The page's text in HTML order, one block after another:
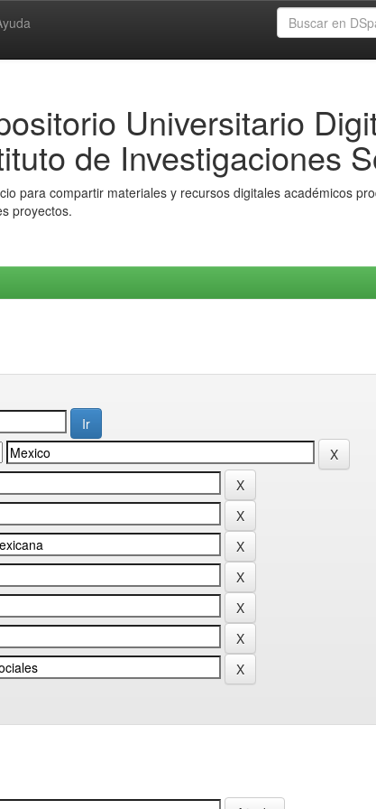
Universitario
de Investigaciones
para compartir materiales y recursos digitales académicos
proyectos.